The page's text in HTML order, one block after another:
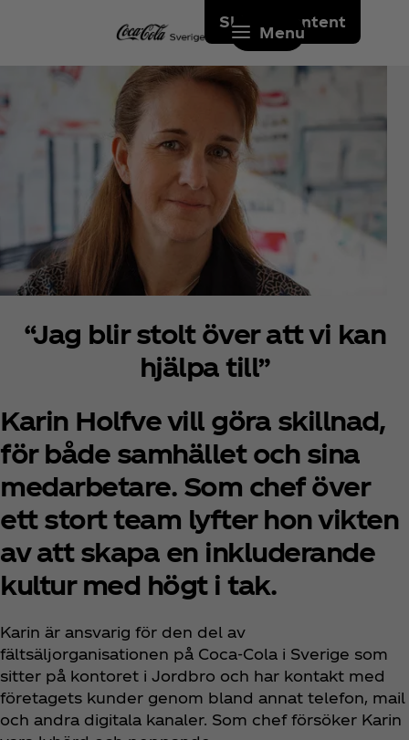
Skip to content
Menu
“Jag blir stolt över att vi kan
hjälpa till”
Karin Holfve vill göra skillnad,
för både samhället och sina
medarbetare. Som chef över
ett stort team lyfter hon vikten
av att skapa en inkluderande
kultur med högt i tak.
Karin är ansvarig för den del av
fältsäljorganisationen på Coca‑Cola i Sverige som
sitter på kontoret i Jordbro och har kontakt med
företagets kunder genom bland annat telefon, mail
och andra digitala kanaler. Som chef försöker Karin